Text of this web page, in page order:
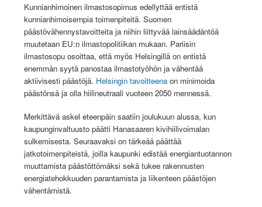
Kunnianhimoinen ilmastosopimus edellyttää entistä
kunnianhimoisempia toimenpiteitä. Suomen
päästövähennystavoitteita ja niihin liittyvää lainsäädäntöä
muutetaan EU:n ilmastopolitiikan mukaan. Pariisin
ilmastosopu osoittaa, että myös Helsingillä on entistä
enemmän syytä panostaa ilmastotyöhön ja vähentää
aktiivisesti päästöjä. Helsingin tavoitteenaon minimoida
päästönsä ja olla hiilineutraali vuoteen 2050 mennessä.
Merkittävä askel eteenpäin saatiin joulukuun alussa, kun
kaupunginvaltuusto päätti Hanasaaren kivihiilivoimalan
sulkemisesta. Seuraavaksi on tärkeää päättää
jatkotoimenpiteistä, joilla kaupunki edistää energiantuotannon
muuttamista päästöttömäksi sekä tukee rakennusten
energiatehokkuuden parantamista ja liikenteen päästöjen
vähentämistä.